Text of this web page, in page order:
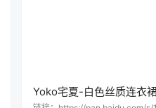
Yoko宅夏-白色丝质连衣